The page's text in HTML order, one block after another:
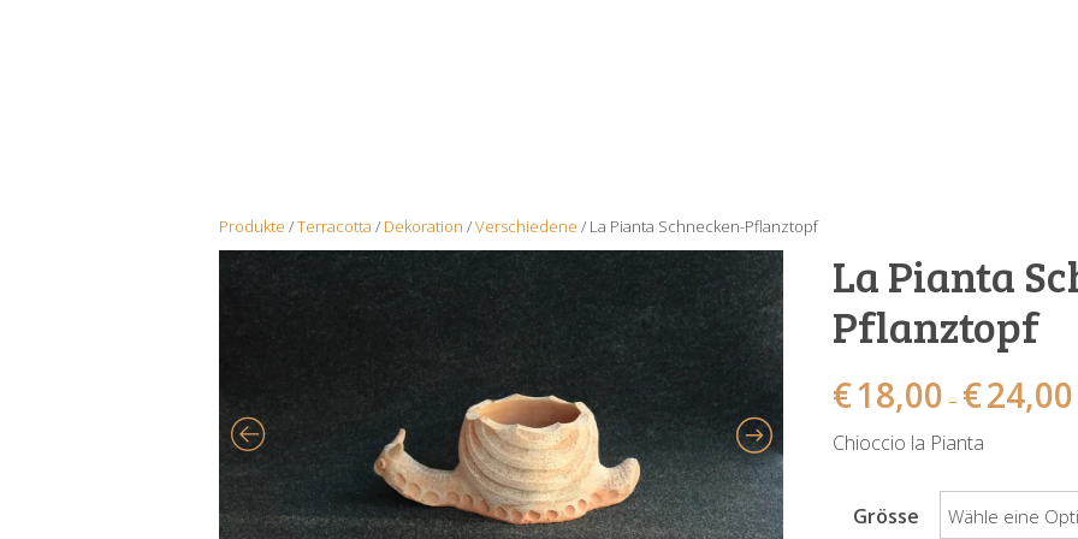
Produkte /Terracotta / Dekoration /Verschiedene / La Pianta Schnecken-Pflanztopf
La Pianta
Pflanztopf
€18,00 – €24,00
Chioccio la Pianta
Grösse